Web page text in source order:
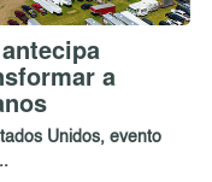
a
Unidos, evento